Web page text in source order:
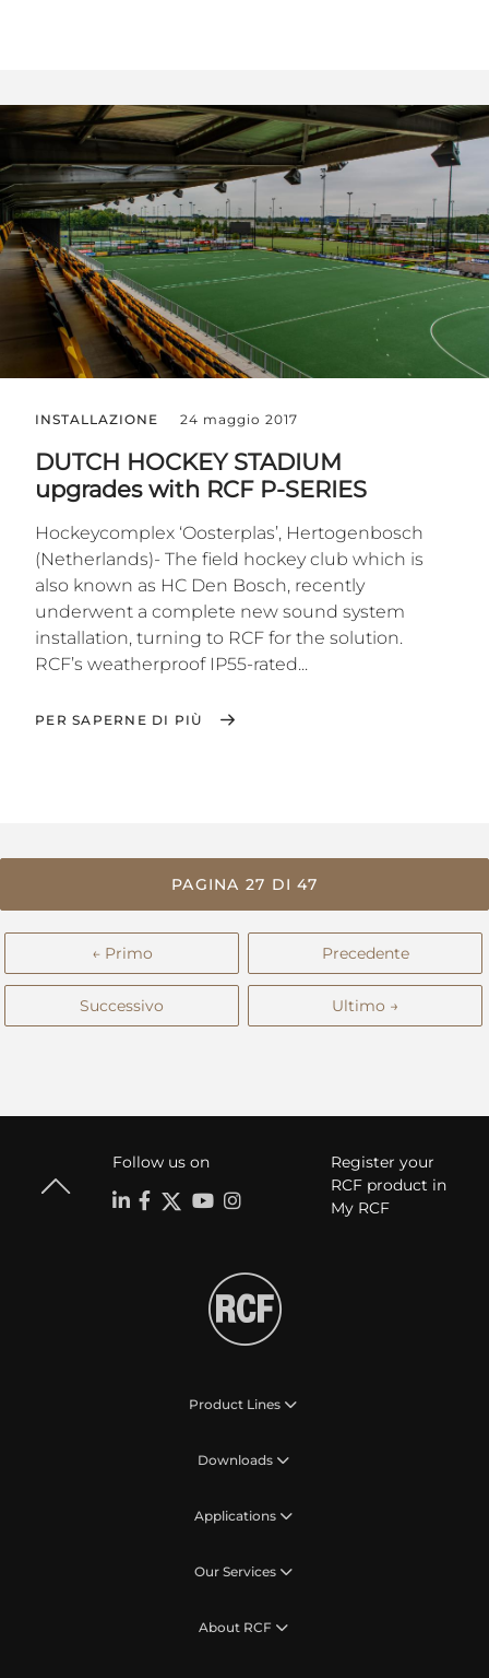
INSTALLAZIONE 24 maggio 2017
DUTCH HOCKEY STADIUM
upgrades with RCF P-SERIES
Hockeycomplex ‘Oosterplas’, Hertogenbosch
(Netherlands)- The field hockey club which is
also known as HC Den Bosch, recently
underwent a complete new sound system
installation, turning to RCF for the solution.
RCF’s weatherproof IP55-rated...
PER SAPERNE DI PIÙ
PAGINA 27 DI 47
← Primo Precedente
Successivo Ultimo →
Follow us on
Register your
RCF product in
My RCF
Product Lines
Downloads
Applications
Our Services
About RCF